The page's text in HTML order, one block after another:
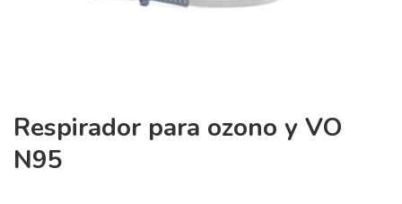
Respirador para ozono y VO
N95